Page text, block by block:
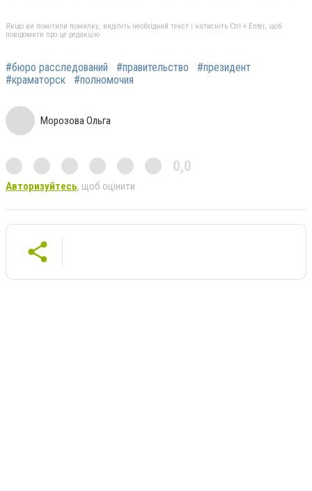
Якщо ви помітили помилку, виділіть необхідний текст і натисніть Ctrl + Enter, щоб
повідомити про це редакцію
#бюро расследований #правительство
#президент
#краматорск
#полномочия
Морозова Ольга
0,0
Авторизуйтесь, щоб оцінити